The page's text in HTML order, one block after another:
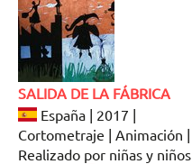
SALIDA DE LA FÁBRICA
España | 2017 |
Cortometraje | Animación |
Realizado por niñas y niños